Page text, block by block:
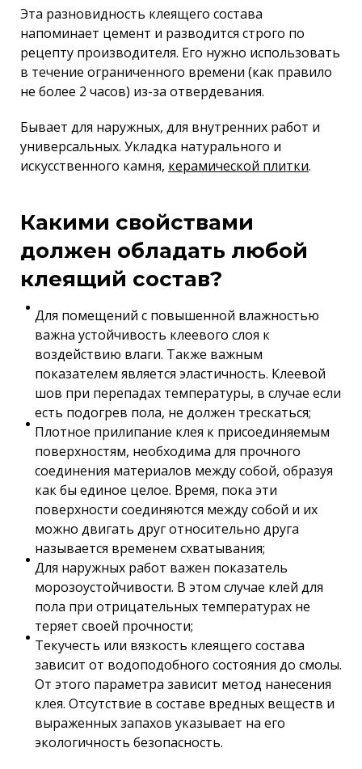
Эта разновидность клеящего состава
напоминает цемент и разводится строго по
рецепту производителя. Его нужно использовать
в течение ограниченного времени (как правило
не более 2 часов) из-за отвердевания.
Бывает для наружных, для внутренних работ и
универсальных. Укладка натурального и
искусственного камня, керамической плитки.
Какими свойствами
должен обладать любой
клеящий состав?
Для помещений с повышенной влажностью
важна устойчивость клеевого слоя к
воздействию влаги. Также важным
показателем является эластичность. Клеевой
шов при перепадах температуры, в случае если
есть подогрев пола, не должен трескаться;
Плотное прилипание клея к присоединяемым
поверхностям, необходима для прочного
соединения материалов между собой, образуя
как бы единое целое. Время, пока эти
поверхности соединяются между собой и их
можно двигать друг относительно друга
называется временем схватывания;
Для наружных работ важен показатель
морозоустойчивости. В этом случае клей для
пола при отрицательных температурах не
теряет своей прочности;
Текучесть или вязкость клеящего состава
зависит от водоподобного состояния до смолы.
От этого параметра зависит метод нанесения
клея. Отсутствие в составе вредных веществ и
выраженных запахов указывает на его
экологичность безопасность.